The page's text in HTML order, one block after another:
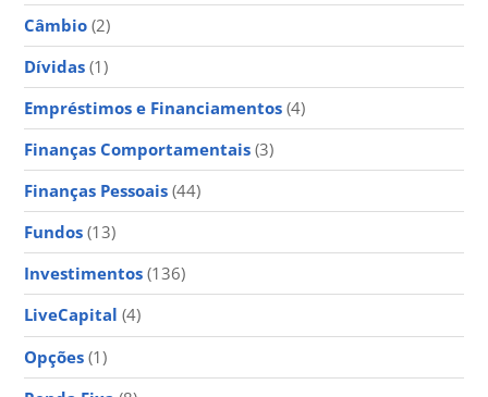
Câmbio (2)
Dívidas (1)
Empréstimos e Financiamentos (4)
Finanças Comportamentais (3)
Finanças Pessoais (44)
Fundos (13)
Investimentos (136)
LiveCapital (4)
Opções (1)